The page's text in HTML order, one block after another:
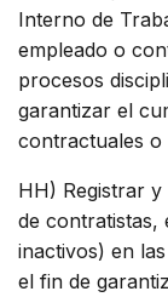
Interno de
empleado o
procesos
garantizar el
contractuales o
HH) Registrar
de contratistas,
inactivos) en
el fin de